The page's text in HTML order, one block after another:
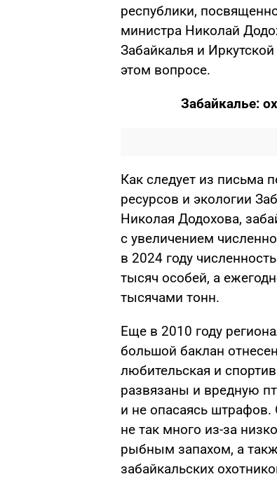
республики,
министра Николай
Забайкалья и
этом вопросе.
Забайкалье:
Как следует из письма
ресурсов и экологии
Николая Додохова,
с увеличением
в 2024 году
тысяч особей, а
тысячами тонн.
Еще в 2010 году
большой баклан
любительская и
развязаны и вредную
и не опасаясь
не так много из-за
рыбным запахом, а
забайкальских